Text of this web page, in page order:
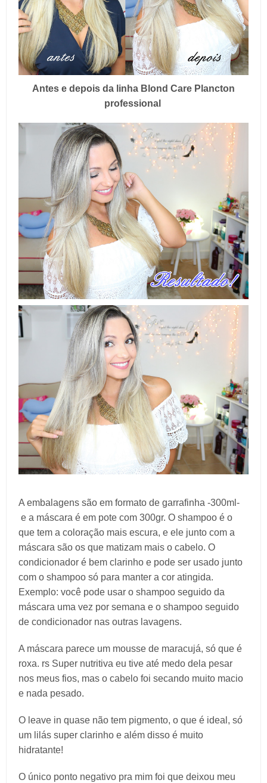
Antes e depois da linha Blond Care Plancton
professional
A embalagens são em formato de garrafinha -300ml-
e a máscara é em pote com 300gr. O shampoo é o
que tem a coloração mais escura, e ele junto com a
máscara são os que matizam mais o cabelo. O
condicionador é bem clarinho e pode ser usado junto
com o shampoo só para manter a cor atingida.
Exemplo: você pode usar o shampoo seguido da
máscara uma vez por semana e o shampoo seguido
de condicionador nas outras lavagens.
A máscara parece um mousse de maracujá, só que é
roxa. rs Super nutritiva eu tive até medo dela pesar
nos meus fios, mas o cabelo foi secando muito macio
e nada pesado.
O leave in quase não tem pigmento, o que é ideal, só
um lilás super clarinho e além disso é muito
hidratante!
O único ponto negativo pra mim foi que deixou meu